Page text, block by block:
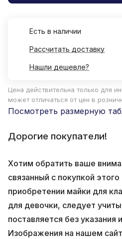
Есть в наличии
Рассчитать доставку
Нашли дешевле?
Цена действительна только для
может отличаться от цен в
Посмотреть размерную
Дорогие покупатели!
Хотим обратить ваше
связанный с покупкой
приобретении майки для
для девочки, следует
поставляется без указания
Изображения на нашем